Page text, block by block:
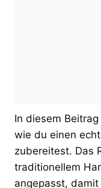
In diesem
wie du einen
zubereitest. Das
traditionellem
angepasst,